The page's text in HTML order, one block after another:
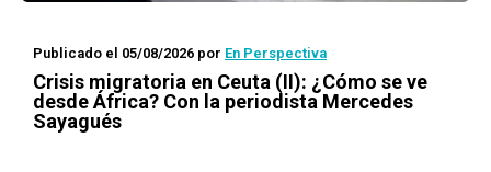
Publicado el 05/08/2026 por En Perspectiva
Crisis migratoria en Ceuta (II): ¿Cómo se ve
desde África? Con la periodista Mercedes
Sayagués